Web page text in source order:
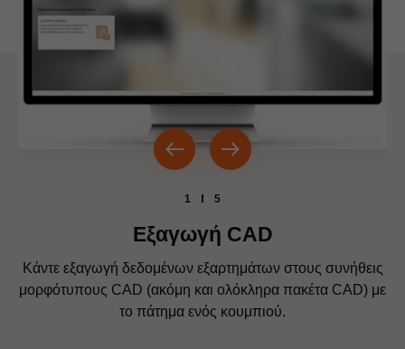
1 5
Εξαγωγή CAD
Κάντε εξαγωγή δεδομένων εξαρτημάτων στους συνήθεις
μορφότυπους CAD (ακόμη και ολόκληρα πακέτα CAD) με
το πάτημα ενός κουμπιού.
Οι δισδιάστατες αναπαραστάσεις των εξαρτημάτων της
Blum σας δείχνουν γρήγορα πόσο χώρο χρειάζεστε στο
ντουλάπι σας.
Τα σχέδια παραγωγής σάς βοηθούν να προσδιορίσετε τις
κατάλληλες θέσεις διάτρησης στα ξύλινα μέρη.
Μπορείτε να κάνετε λήψη δεδομένων 3D CAD
διαμορφωμένων εφαρμογών σε όλους τους συνήθεις
μορφότυπους.
Πραγματοποιήστε λήψη δεδομένων 3D CAD για τα
προϊόντα της Blum σε όλους τους συνήθεις
μορφότυπους.